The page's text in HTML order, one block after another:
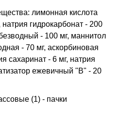
лимонная кислота
гидрокарбонат - 200
- 100 мг, маннитол
- 70 мг, аскорбиновая
сахаринат - 6 мг, натрия
ежевичный "B" - 20
(1) - пачки